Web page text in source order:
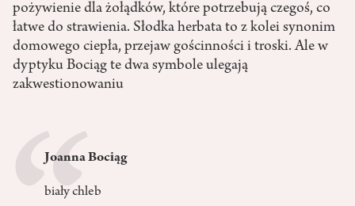
pożywienie dla żołądków, które potrzebują czegoś, co
łatwe do strawienia. Słodka herbata to z kolei synonim
domowego ciepła, przejaw gościnności i troski. Ale w
dyptyku Bociąg te dwa symbole ulegają
zakwestionowaniu
Joanna Bociąg
biały chleb